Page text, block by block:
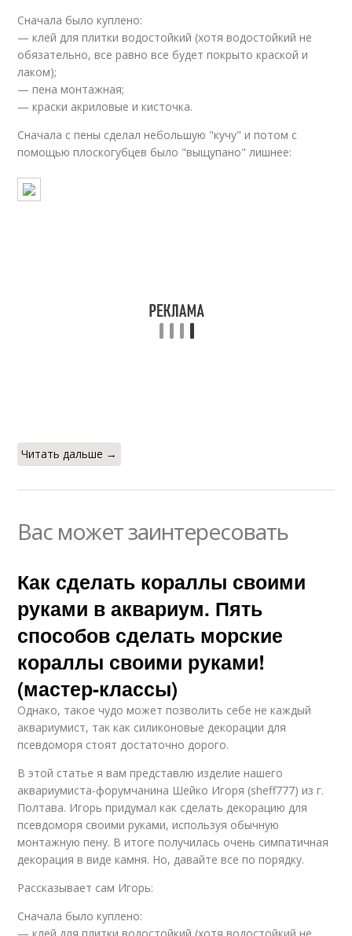
Сначала было куплено:
— клей для плитки водостойкий (хотя водостойкий не
обязательно, все равно все будет покрыто краской и
лаком);
— пена монтажная;
— краски акриловые и кисточка.
Сначала с пены сделал небольшую "кучу" и потом с
помощью плоскогубцев было "выщупано" лишнее:
Читать дальше →
Вас может заинтересовать
Как сделать кораллы своими
руками в аквариум. Пять
способов сделать морские
кораллы своими руками!
(мастер-классы)
Однако, такое чудо может позволить себе не каждый
аквариумист, так как силиконовые декорации для
псевдоморя стоят достаточно дорого.
В этой статье я вам представлю изделие нашего
аквариумиста-форумчанина Шейко Игоря (sheff777) из г.
Полтава. Игорь придумал как сделать декорацию для
псевдоморя своими руками, используя обычную
монтажную пену. В итоге получилась очень симпатичная
декорация в виде камня. Но, давайте все по порядку.
Рассказывает сам Игорь:
Сначала было куплено: